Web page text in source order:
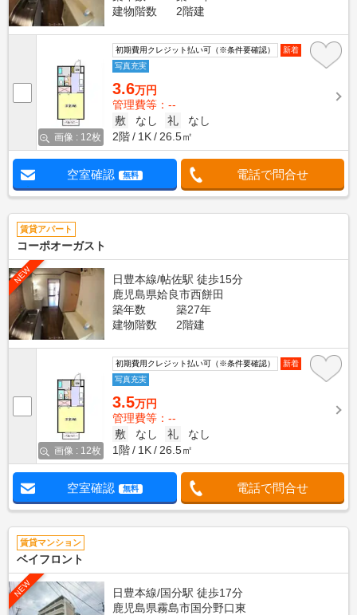
建物階数
2階建
画像 : 12枚
初期費用クレジット払い可（※条件要確認）
新着
写真充実
3.6万円
管理費等：--
敷
なし 礼
なし
2階
1K 26.5㎡
空室確認 無料 電話で問合せ
賃貸アパート
コーポオーガスト
NEW
日豊本線/帖佐駅 徒歩15分
鹿児島県姶良市西餅田
築年数
築27年
建物階数
2階建
画像 : 12枚
初期費用クレジット払い可（※条件要確認）
新着
写真充実
3.5万円
管理費等：--
敷
なし 礼
なし
1階
1K 26.5㎡
空室確認 無料 電話で問合せ
賃貸マンション
ベイフロント
NEW
日豊本線/国分駅 徒歩17分
鹿児島県霧島市国分野口東